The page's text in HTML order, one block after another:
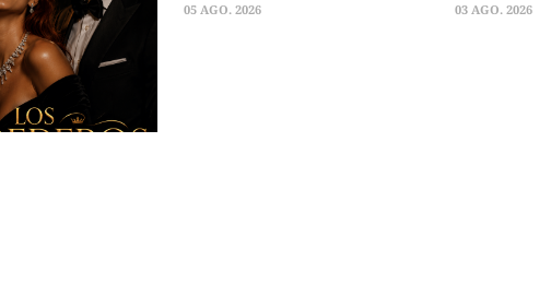
05 AGO. 2026 03 AGO. 2026